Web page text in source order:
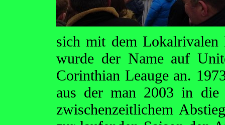
sich mit dem Lokalrivalen
wurde der Name auf
Corinthian Leauge an.
aus der man 2003 in die
zwischenzeitlichem